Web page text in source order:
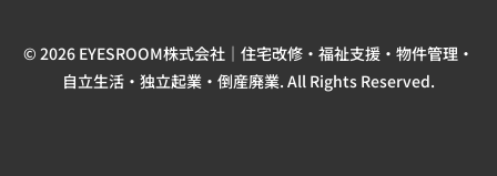
© 2026 EYESROOM株式会社｜住宅改修・福祉支援・物件管理・
自立生活・独立起業・倒産廃業. All Rights Reserved.